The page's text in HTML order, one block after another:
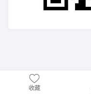
收藏